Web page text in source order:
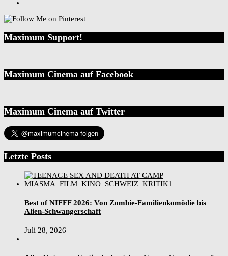
Maximum Support!
Maximum Cinema auf Facebook
Maximum Cinema auf Twitter
Letzte Posts
Best of NIFFF 2026: Von Zombie-Familienkomödie bis
Alien-Schwangerschaft
Juli 28, 2026